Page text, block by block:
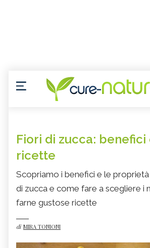
Fiori di zucca: benefici
ricette
Scopriamo i benefici e le
di zucca e come fare a scegliere i
farne gustose ricette
di MIRA TONIONI